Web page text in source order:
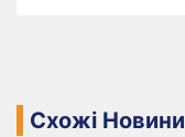
Схожі Новини